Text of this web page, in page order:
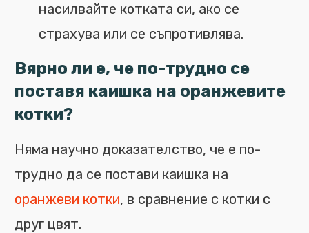
насилвайте котката си, ако се
страхува или се съпротивлява.
Вярно ли е, че по-трудно се
поставя каишка на оранжевите
котки?
Няма научно доказателство, че е по-
трудно да се постави каишка на
оранжеви котки, в сравнение с котки с
друг цвят.